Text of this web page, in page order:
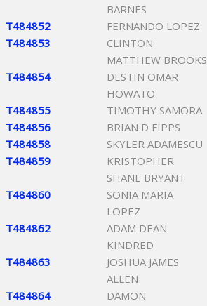
BARNES
T484852 FERNANDO LOPEZ
T484853
CLINTON
MATTHEW BROOKS
T484854
DESTIN OMAR
HOWATO
T484855 TIMOTHY SAMORA
T484856
BRIAN D FIPPS
T484858
SKYLER ADAMESCU
T484859
KRISTOPHER
SHANE BRYANT
T484860
SONIA MARIA
LOPEZ
T484862
ADAM DEAN
KINDRED
T484863
JOSHUA JAMES
ALLEN
T484864
DAMON